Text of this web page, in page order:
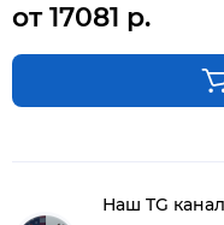
от 17081 р.
Наш TG